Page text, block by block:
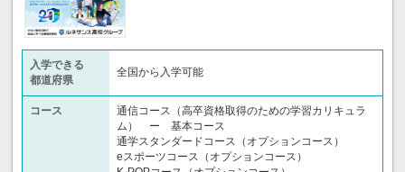
入学できる
都道府県
全国から入学可能
コース
通信コース（高卒資格取得のための学習カリキュラ
ム） ー 基本コース
通学スタンダードコース（オプションコース）
eスポーツコース（オプションコース）